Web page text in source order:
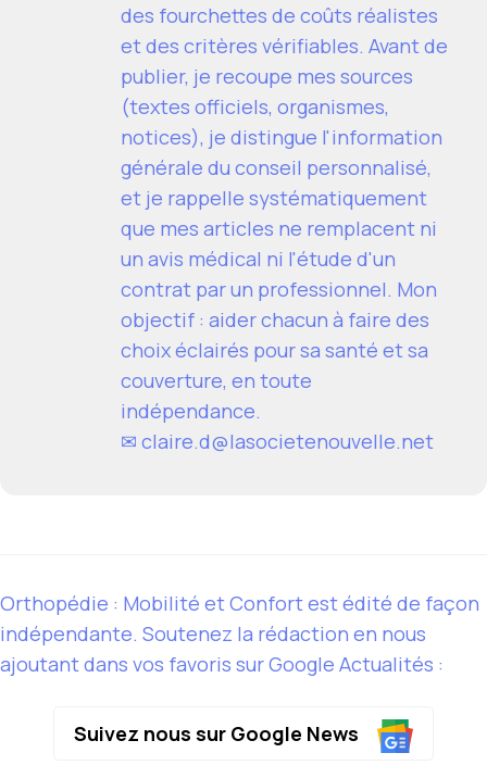
des fourchettes de coûts réalistes
et des critères vérifiables. Avant de
publier, je recoupe mes sources
(textes officiels, organismes,
notices), je distingue l'information
générale du conseil personnalisé,
et je rappelle systématiquement
que mes articles ne remplacent ni
un avis médical ni l'étude d'un
contrat par un professionnel. Mon
objectif : aider chacun à faire des
choix éclairés pour sa santé et sa
couverture, en toute
indépendance.
✉ claire.d@lasocietenouvelle.net
Orthopédie : Mobilité et Confort est édité de façon
indépendante. Soutenez la rédaction en nous
ajoutant dans vos favoris sur Google Actualités :
Suivez nous sur Google News